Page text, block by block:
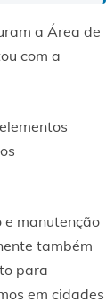
a Área de
com a
e manutenção
também
para
em cidades